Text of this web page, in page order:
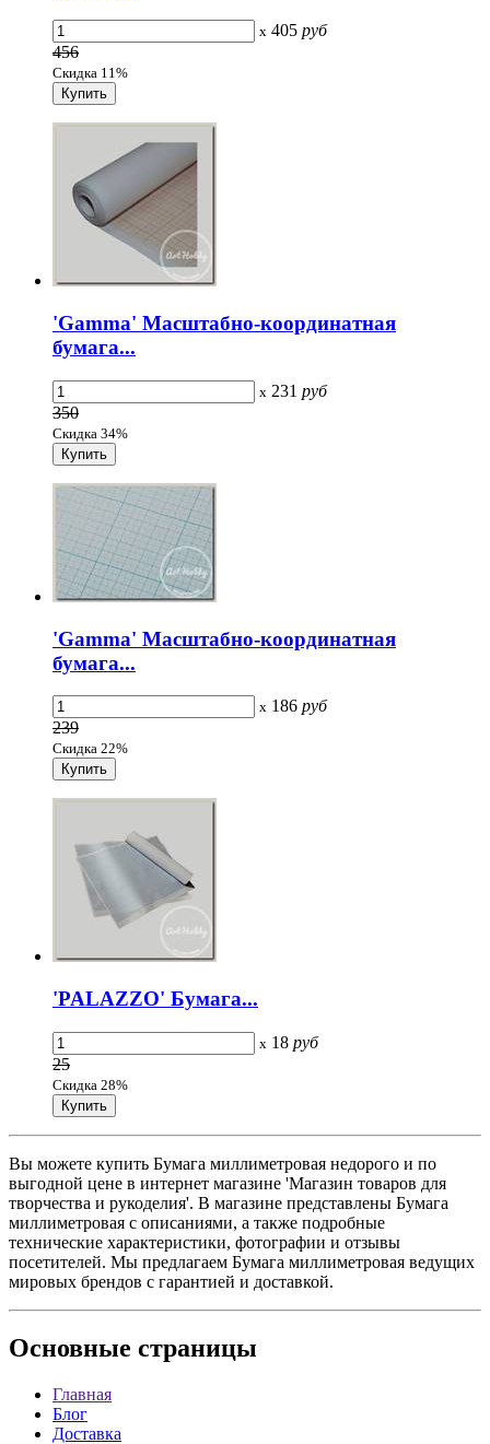
x 405 руб
456
Скидка 11%
'Gamma' Масштабно-координатная
бумага...
x 231 руб
350
Скидка 34%
'Gamma' Масштабно-координатная
бумага...
x 186 руб
239
Скидка 22%
'PALAZZO' Бумага...
x 18 руб
25
Скидка 28%
Вы можете купить Бумага миллиметровая недорого и по
выгодной цене в интернет магазине 'Магазин товаров для
творчества и рукоделия'. В магазине представлены Бумага
миллиметровая с описаниями, а также подробные
технические характеристики, фотографии и отзывы
посетителей. Мы предлагаем Бумага миллиметровая ведущих
мировых брендов с гарантией и доставкой.
Основные страницы
Главная
Блог
Доставка